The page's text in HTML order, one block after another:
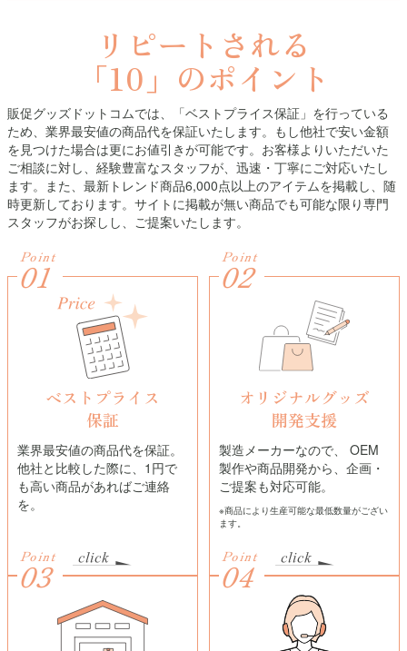
リピートされる
「10」のポイント
販促グッズドットコムでは、「ベストプライス保証」を行っている
ため、業界最安値の商品代を保証いたします。もし他社で安い金額
を見つけた場合は更にお値引きが可能です。お客様よりいただいた
ご相談に対し、経験豊富なスタッフが、迅速・丁寧にご対応いたし
ます。また、最新トレンド商品6,000点以上のアイテムを掲載し、随
時更新しております。サイトに掲載が無い商品でも可能な限り専門
スタッフがお探しし、ご提案いたします。
Point
01
ベストプライス
保証
業界最安値の商品代を保証。
他社と比較した際に、1円で
も高い商品があればご連絡
を。
Point
02
オリジナルグッズ
開発支援
製造メーカーなので、 OEM
製作や商品開発から、企画・
ご提案も対応可能。
※商品により生産可能な最低数量がござい
ます。
Point
03 Point
04